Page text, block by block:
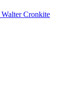
Walter Cronkite